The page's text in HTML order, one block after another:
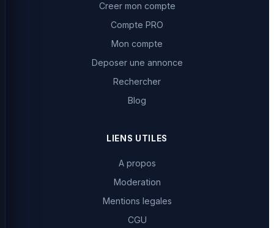
Creer mon compte
Compte PRO
Mon compte
Deposer une annonce
Rechercher
Blog
LIENS UTILES
A propos
Moderation
Mentions legales
CGU